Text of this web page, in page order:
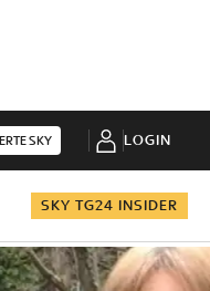
SKY LOGIN
SKY TG24 INSIDER